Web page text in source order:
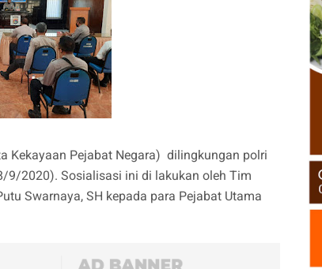
Kekayaan Pejabat Negara) dilingkungan polri
9/2020). Sosialisasi ini di lakukan oleh Tim
Swarnaya, SH kepada para Pejabat Utama